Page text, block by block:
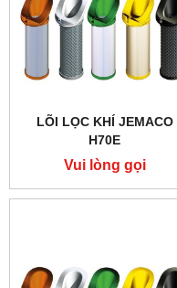
LÕI LỌC KHÍ JEMACO
H70E
Vui lòng gọi